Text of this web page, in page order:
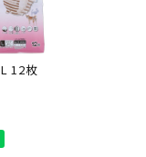
L 12枚